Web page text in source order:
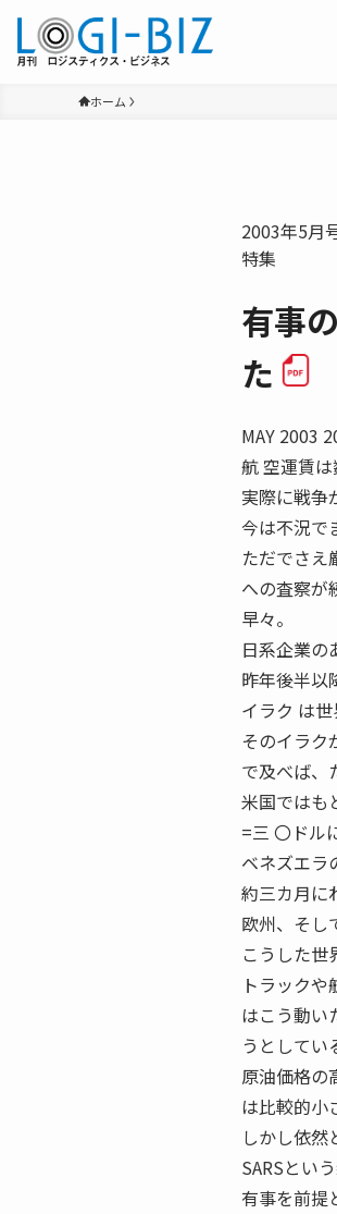
ホーム
2003年5月
特集
有事
た
MAY 2003
航 空運賃は
実際に戦争
今は不況で
ただでさえ
への査察が
早々。
日系企業の
昨年後半以
イラク は
そのイラク
で及べば、
米国ではも
=三 〇ドル
ベネズエラ
約三カ月に
欧州、そし
こうした世
トラックや
はこう動い
うとしてい
原油価格の
は比較的小
しかし依然
SARSとい
有事を前提